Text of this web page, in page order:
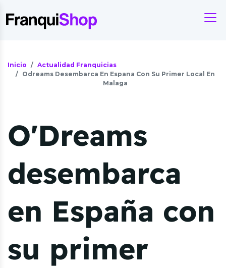
Inicio
Actualidad Franquicias
Odreams Desembarca En Espana Con Su Primer Local En
Malaga
O'Dreams
desembarca
en España con
su primer